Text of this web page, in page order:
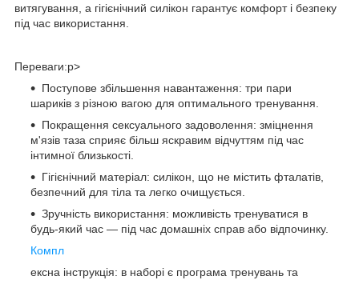
витягування, а гігієнічний силікон гарантує комфорт і безпеку
під час використання.
Переваги:p>
Поступове збільшення навантаження: три пари
шариків з різною вагою для оптимального тренування.
Покращення сексуального задоволення: зміцнення
м'язів таза сприяє більш яскравим відчуттям під час
інтимної близькості.
Гігієнічний матеріал: силікон, що не містить фталатів,
безпечний для тіла та легко очищується.
Зручність використання: можливість тренуватися в
будь-який час — під час домашніх справ або відпочинку.
Компл
ексна інструкція: в наборі є програма тренувань та